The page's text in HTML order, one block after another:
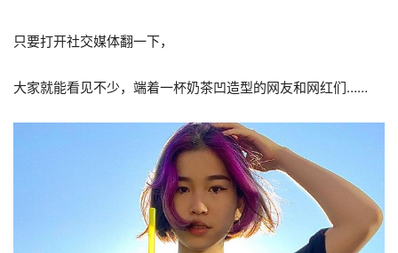
只要打开社交媒体翻一下，
大家就能看见不少，端着一杯奶茶凹造型的网友和网红们……